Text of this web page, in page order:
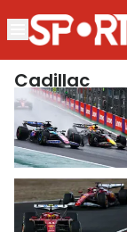
Cadillac